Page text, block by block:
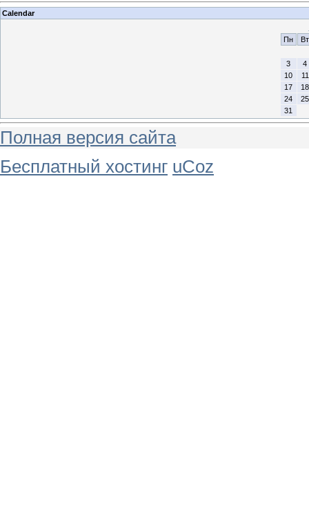
Calendar
Пн
Вт
3
4
10
11
17
18
24
25
31
Полная версия сайта
Бесплатный хостинг uCoz